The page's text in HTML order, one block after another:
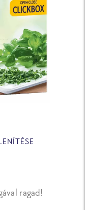
ragad!